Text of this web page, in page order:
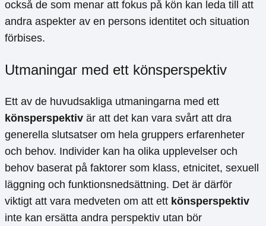
också de som menar att fokus på kön kan leda till att
andra aspekter av en persons identitet och situation
förbises.
Utmaningar med ett könsperspektiv
Ett av de huvudsakliga utmaningarna med ett
könsperspektiv är att det kan vara svårt att dra
generella slutsatser om hela gruppers erfarenheter
och behov. Individer kan ha olika upplevelser och
behov baserat på faktorer som klass, etnicitet, sexuell
läggning och funktionsnedsättning. Det är därför
viktigt att vara medveten om att ett könsperspektiv
inte kan ersätta andra perspektiv utan bör